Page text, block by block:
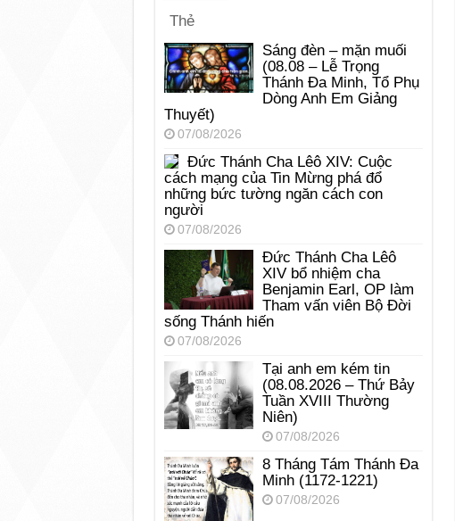
Thẻ
Sáng đèn – mặn muối
(08.08 – Lễ Trọng
Thánh Đa Minh, Tổ Phụ
Dòng Anh Em Giảng
Thuyết)
07/08/2026
Đức Thánh Cha Lêô XIV: Cuộc
cách mạng của Tin Mừng phá đổ
những bức tường ngăn cách con
người
07/08/2026
Đức Thánh Cha Lêô
XIV bổ nhiệm cha
Benjamin Earl, OP làm
Tham vấn viên Bộ Đời
sống Thánh hiến
07/08/2026
Tại anh em kém tin
(08.08.2026 – Thứ Bảy
Tuần XVIII Thường
Niên)
07/08/2026
8 Tháng Tám Thánh Ða
Minh (1172-1221)
07/08/2026